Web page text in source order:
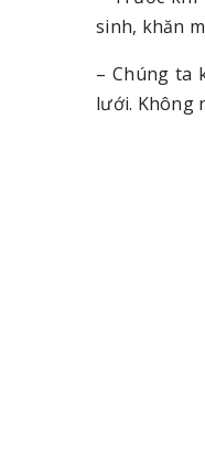
sinh, khăn
– Chúng ta
lưới. Không